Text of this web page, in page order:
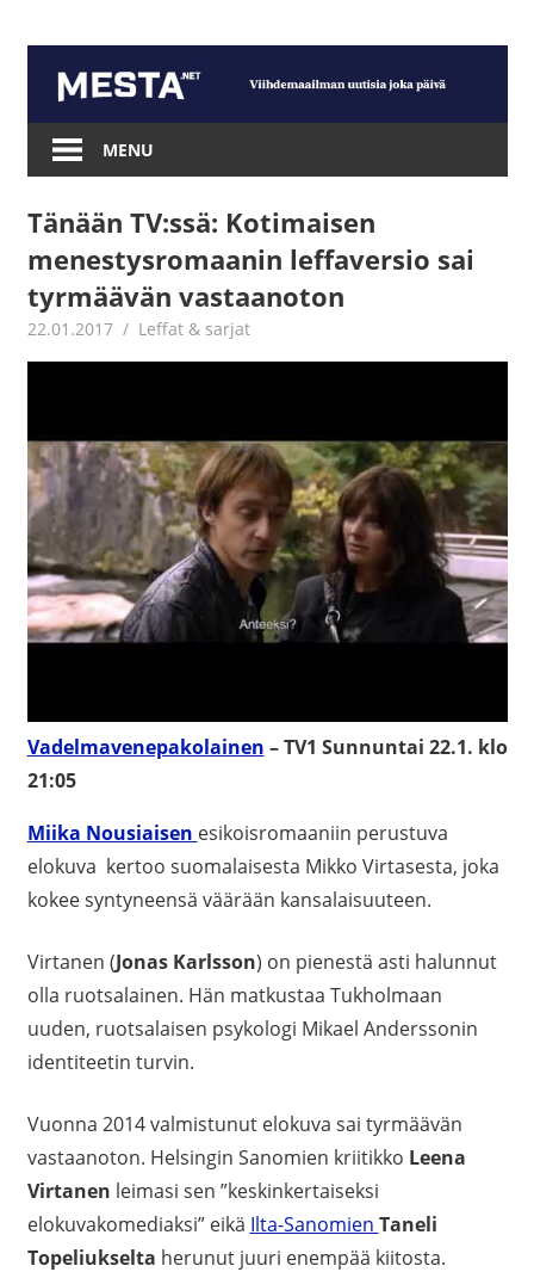
content
Mesta.net
MENU
Tänään TV:ssä: Kotimaisen
menestysromaanin leffaversio sai
tyrmäävän vastaanoton
22.01.2017 Jouni Hirn
Leffat & sarjat
Vadelmavenepakolainen – TV1 Sunnuntai 22.1. klo
21:05
Miika Nousiaisen esikoisromaaniin perustuva
elokuva kertoo suomalaisesta Mikko Virtasesta, joka
kokee syntyneensä väärään kansalaisuuteen.
Virtanen (Jonas Karlsson) on pienestä asti halunnut
olla ruotsalainen. Hän matkustaa Tukholmaan
uuden, ruotsalaisen psykologi Mikael Anderssonin
identiteetin turvin.
Vuonna 2014 valmistunut elokuva sai tyrmäävän
vastaanoton. Helsingin Sanomien kriitikko Leena
Virtanen leimasi sen ”keskinkertaiseksi
elokuvakomediaksi” eikä Ilta-Sanomien Taneli
Topeliukselta herunut juuri enempää kiitosta.